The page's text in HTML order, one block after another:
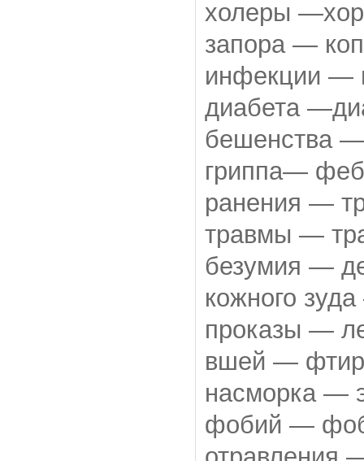
холеры
запора —
инфекции —
диабета
бешенства
гриппа—
ранения —
травмы —
безумия —
кожного
проказы —
вшей —
насморка —
фобий —